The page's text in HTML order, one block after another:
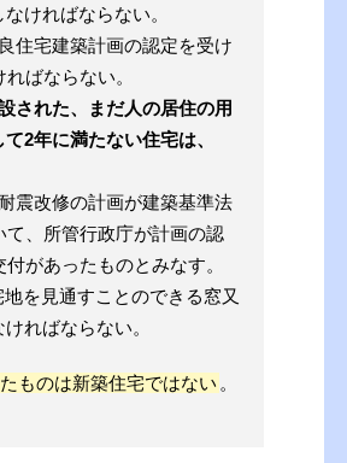
ければならない。
住宅建築計画の認定を受け
ばならない。
された、まだ人の居住の用
2年に満たない住宅は、
震改修の計画が建築基準法
、所管行政庁が計画の認
付があったものとみなす。
を見通すことのできる窓又
ればならない。
ものは新築住宅ではない 。